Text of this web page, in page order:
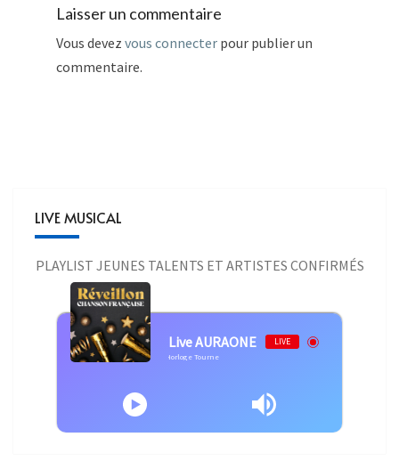
Laisser un commentaire
Vous devez vous connecter pour publier un
commentaire.
LIVE MUSICAL
PLAYLIST JEUNES TALENTS ET ARTISTES CONFIRMÉS
Live AURAONE LIVE
Interprète inconnu - Mickael Miro - L'Horloge Tourne